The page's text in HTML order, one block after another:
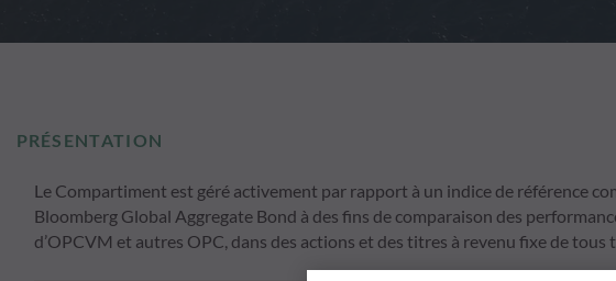
PRÉSENTATION
Le Compartiment est géré activement par rapport à un indice de référence
Bloomberg Global Aggregate Bond à des fins de comparaison des
d’OPCVM et autres OPC, dans des actions et des titres à revenu fixe de